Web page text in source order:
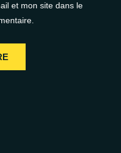
et mon site dans le